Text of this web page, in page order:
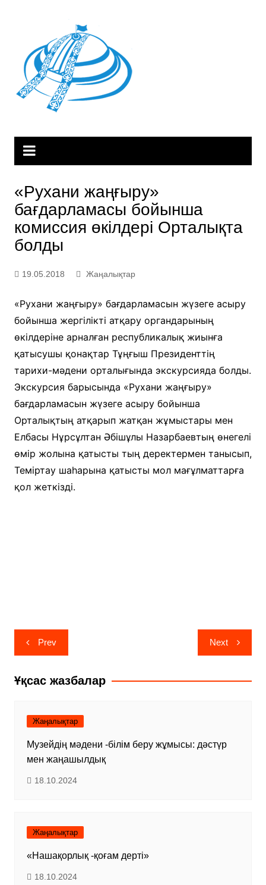
«Рухани жаңғыру»
бағдарламасы бойынша
комиссия өкілдері Орталықта
болды
19.05.2018 Жаңалықтар
«Рухани жаңғыру» бағдарламасын жүзеге асыру
бойынша жергілікті атқару органдарының
өкілдеріне арналған республикалық жиынға
қатысушы қонақтар Тұңғыш Президенттің
тарихи-мәдени орталығында экскурсияда болды.
Экскурсия барысында «Рухани жаңғыру»
бағдарламасын жүзеге асыру бойынша
Орталықтың атқарып жатқан жұмыстары мен
Елбасы Нұрсұлтан Әбішұлы Назарбаевтың өнегелі
өмір жолына қатысты тың деректермен танысып,
Теміртау шаһарына қатысты мол мағұлматтарға
қол жеткізді.
Навигация
по
записям
Prev Next
Ұқсас жазбалар
Жаңалықтар
Музейдің мәдени -білім беру жұмысы: дәстүр
мен жаңашылдық
18.10.2024
Жаңалықтар
«Нашақорлық -қоғам дерті»
18.10.2024